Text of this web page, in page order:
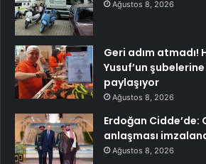
Ağustos 8, 2026
Geri adım atmadı!
Yusuf’un şubelerine
paylaşıyor
Ağustos 8, 2026
Erdoğan
anlaşması
Ağustos 8, 2026